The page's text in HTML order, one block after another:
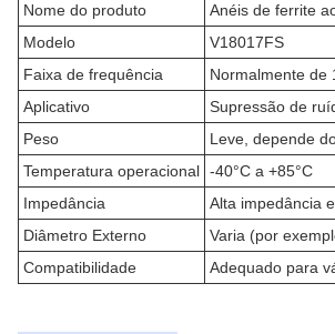
Nome do produto
Anéis de ferrite
Modelo
V18017FS
Faixa de frequência
Normalmente de
Aplicativo
Supressão de
Peso
Leve, depende
Temperatura operacional -40°C a +85°C
Impedância
Alta impedância
Diâmetro Externo
Varia (por
Compatibilidade
Adequado para